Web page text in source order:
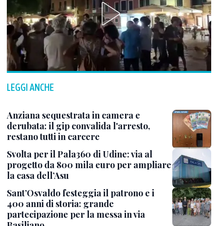
LEGGI ANCHE
Anziana sequestrata in camera e
derubata: il gip convalida l'arresto,
restano tutti in carcere
Svolta per il Pala360 di Udine: via al
progetto da 800 mila euro per ampliare
la casa dell’Asu
Sant’Osvaldo festeggia il patrono e i
400 anni di storia: grande
partecipazione per la messa in via